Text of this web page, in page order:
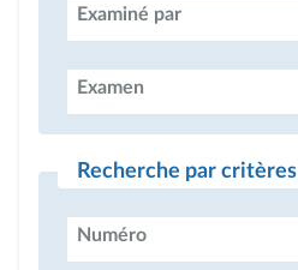
Examiné par
Examen
Recherche par critères
Numéro